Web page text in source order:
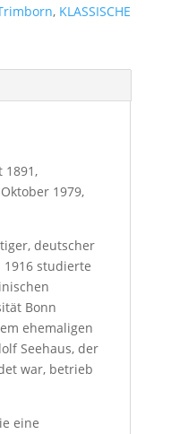
, KLASSISCHE
1891,
1979,
deutscher
1916 studierte
Bonn
ehemaligen
Seehaus, der
war, betrieb
eine